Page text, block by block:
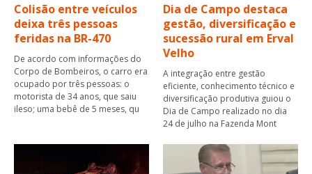
Colisão entre veículos
deixa três pessoas
feridas na BR-470
De acordo com informações do
Corpo de Bombeiros, o carro era
ocupado por três pessoas: o
motorista de 34 anos, que saiu
ileso; uma bebê de 5 meses, qu
Dia de Campo destaca
gestão, diversificação e
sucessão rural em Erval
Velho
A integração entre gestão
eficiente, conhecimento técnico e
diversificação produtiva guiou o
Dia de Campo realizado no dia
24 de julho na Fazenda Mont